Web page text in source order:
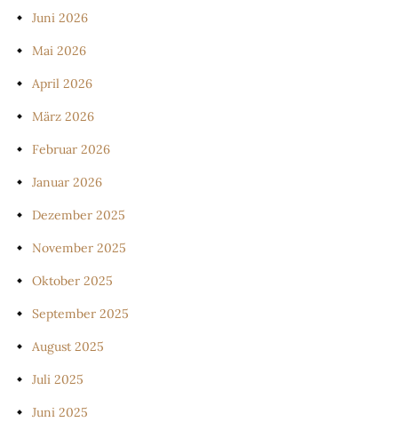
Juni 2026
Mai 2026
April 2026
März 2026
Februar 2026
Januar 2026
Dezember 2025
November 2025
Oktober 2025
September 2025
August 2025
Juli 2025
Juni 2025